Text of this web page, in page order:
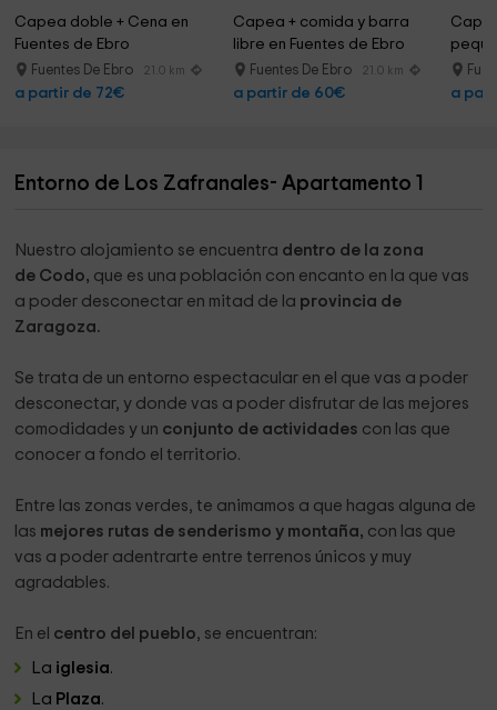
Capea doble + Cena en
Fuentes de Ebro
Fuentes De Ebro 21.0 km
a partir de 72€
Capea + comida y barra
libre en Fuentes de Ebro
Fuentes De Ebro 21.0 km
a partir de 60€ a
Entorno de Los Zafranales- Apartamento 1
Nuestro alojamiento se encuentra dentro de la zona
de Codo, que es una población con encanto en la que vas
a poder desconectar en mitad de la provincia de
Zaragoza.
Se trata de un entorno espectacular en el que vas a poder
desconectar, y donde vas a poder disfrutar de las mejores
comodidades y un conjunto de actividades con las que
conocer a fondo el territorio.
Entre las zonas verdes, te animamos a que hagas alguna de
las mejores rutas de senderismo y montaña, con las que
vas a poder adentrarte entre terrenos únicos y muy
agradables.
En el centro del pueblo, se encuentran:
La iglesia.
La Plaza.